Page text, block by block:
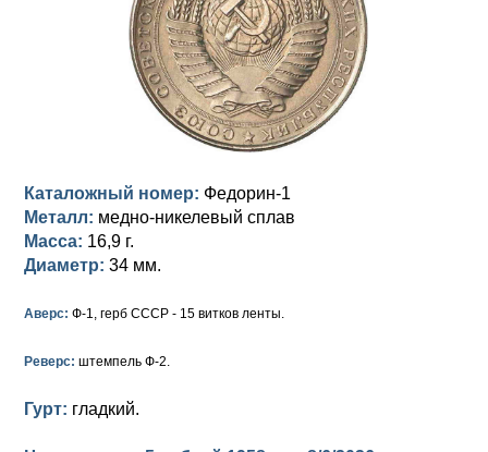
Памятные и донативные
Сибирские монеты
Для Молдавии и Валахии
Таврические монеты
Альбертусталер
Анна Иоанновна (1730-1740)
Петр II (1727-1730)
Екатерина I (1725-1727)
Золото
Серебро
Для Речи Посполитой
Каталожный номер: Федорин-1
Металл: медно-никелевый сплав
Масса: 16,9 г.
Диаметр: 34 мм.
Аверс: Ф-1, герб СССР - 15 витков ленты.
Реверс: штемпель Ф-2.
Гурт: гладкий.